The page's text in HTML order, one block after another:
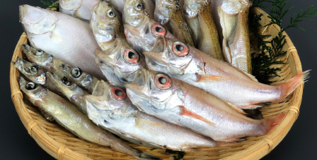
作り手
運営情報
ガイド
カート
マイページ